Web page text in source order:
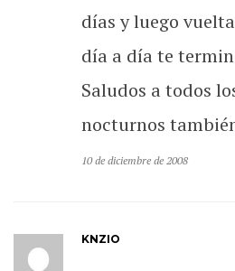
días y luego
día a día te
Saludos a todos
nocturnos
10 de diciembre de 2008
KNZIO